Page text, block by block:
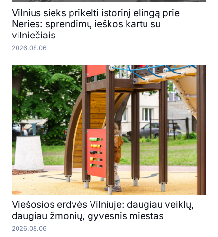
Vilnius sieks prikelti istorinį elingą prie
Neries: sprendimų ieškos kartu su
vilniečiais
2026.08.06
Viešosios erdvės Vilniuje: daugiau veiklų,
daugiau žmonių, gyvesnis miestas
2026.08.06